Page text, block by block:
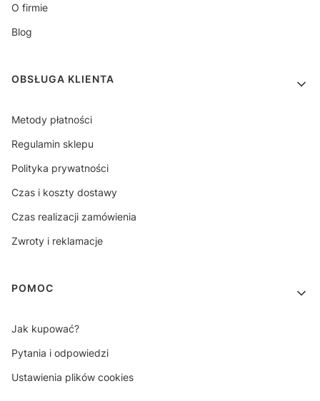
O firmie
Blog
OBSŁUGA KLIENTA
Metody płatności
Regulamin sklepu
Polityka prywatności
Czas i koszty dostawy
Czas realizacji zamówienia
Zwroty i reklamacje
POMOC
Jak kupować?
Pytania i odpowiedzi
Ustawienia plików cookies